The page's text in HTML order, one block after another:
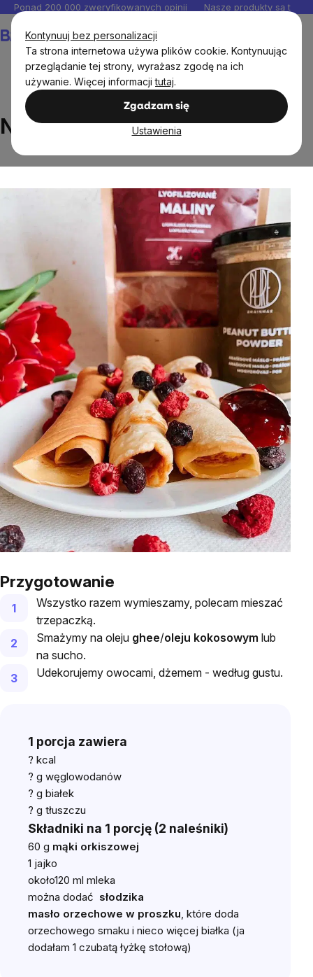
Kontynuuj bez personalizacji
Ta strona internetowa używa plików cookie. Kontynuując
przeglądanie tej strony, wyrażasz zgodę na ich
używanie. Więcej informacjitutaj.
Zgadzam się
Ustawienia
Przejść
do
treści
Ponad 200 000 zweryfikowanych opinii Nasze produkty są
Naleśniki z mąki orkiszowej
Naleśniki z mąki orkiszowej
Przygotowanie
Wszystko razem wymieszamy, polecam mieszać
trzepaczką.
Smażymy na oleju ghee/oleju kokosowym lub
na sucho.
Udekorujemy owocami, dżemem - według gustu.
1 porcja zawiera
? kcal
? g węglowodanów
? g białek
? g tłuszczu
Składniki na 1 porcję (2 naleśniki)
60 g mąki orkiszowej
1 jajko
około120 ml mleka
można dodać słodzika
masło orzechowe w proszku, które doda
orzechowego smaku i nieco więcej białka (ja
dodałam 1 czubatą łyżkę stołową)️